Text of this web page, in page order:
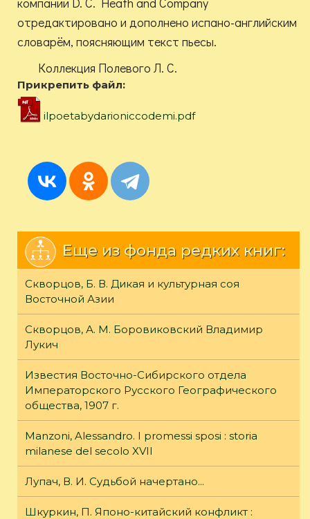
отредактировано и дополнено испано-английским
словарём, поясняющим текст пьесы.
Коллекция Полевого Л. С.
Прикрепить файл:
ilpoetabydarioniccodemi.pdf
Еще из фонда редких книг:
Скворцов, Б. В. Дикая и культурная соя
Восточной Азии
Скворцов, А. М. Боровиковский Владимир
Лукич
Известия Восточно-Сибирского отдела
Императорского Русского Географического
общества, 1907 г.
Manzoni, Alessandro. I promessi sposi : storia
milanese del secolo XVII
Лупач, В. И. Судьбой начертано...
Шкуркин, П. Японо-китайский конфликт :